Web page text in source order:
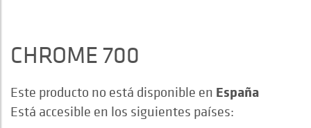
CHROME 700
Este producto no está disponible en España
Está accesible en los siguientes países: